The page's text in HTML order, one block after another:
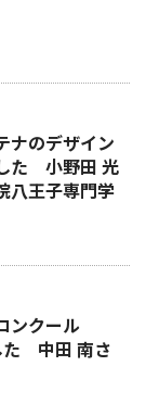
ナのデザイン
た 小野田 光
八王子専門学
ンクール
た 中田 南さ